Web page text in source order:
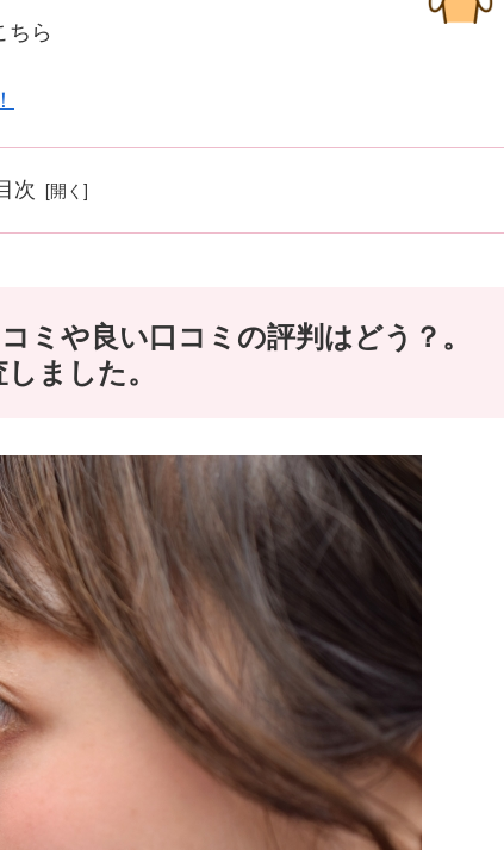
ちら
次
ミや良い口コミの評判はどう？。
ました。